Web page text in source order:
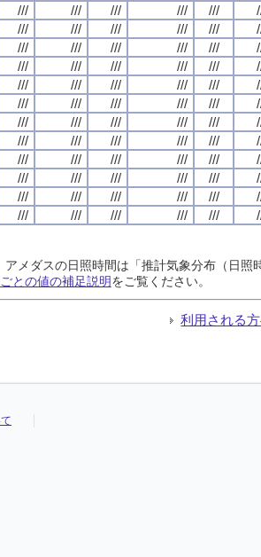
/// /// /// /// ///
/// /// /// /// ///
/// /// /// /// ///
/// /// /// /// ///
/// /// /// /// ///
/// /// /// /// ///
/// /// /// /// ///
/// /// /// /// ///
/// /// /// /// ///
/// /// /// /// ///
/// /// /// /// ///
/// /// /// /// ///
アメダスの日照時間は「推計気象分布（日
との値の補足説明をご覧ください。
利用される